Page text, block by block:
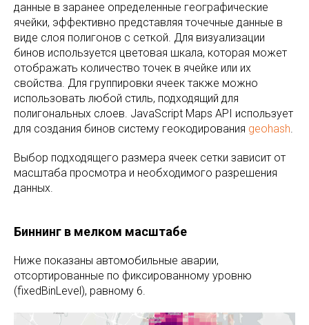
данные в заранее определенные географические
ячейки, эффективно представляя точечные данные в
виде слоя полигонов с сеткой. Для визуализации
бинов используется цветовая шкала, которая может
отображать количество точек в ячейке или их
свойства. Для группировки ячеек также можно
использовать любой стиль, подходящий для
полигональных слоев. JavaScript Maps API использует
для создания бинов систему геокодирования geohash.
Выбор подходящего размера ячеек сетки зависит от
масштаба просмотра и необходимого разрешения
данных.
Биннинг в мелком масштабе
Ниже показаны автомобильные аварии,
отсортированные по фиксированному уровню
(fixedBinLevel), равному 6.